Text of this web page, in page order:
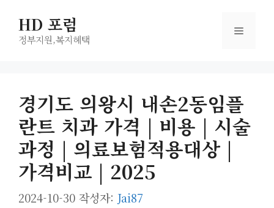
HD 포럼
정부지원,복지헤택
메
경기도 의왕시 내손2동임플
란트 치과 가격 | 비용 | 시술
과정 | 의료보험적용대상 |
가격비교 | 2025
2024-10-30 작성자: Jai87